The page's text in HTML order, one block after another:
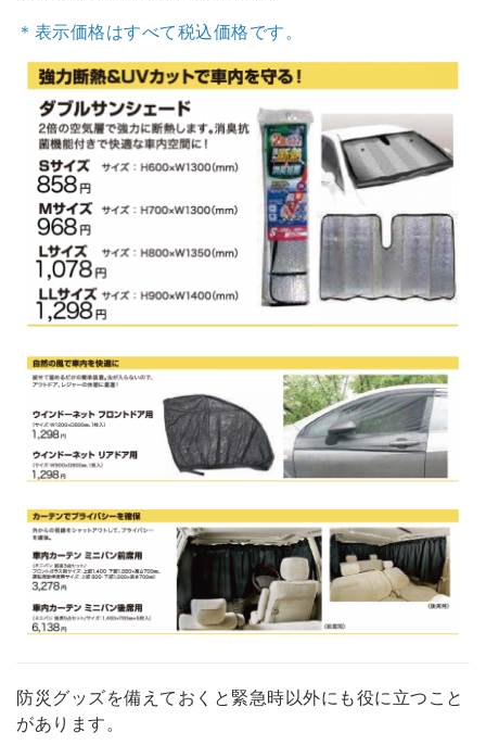
＊表示価格はすべて税込価格です。
防災グッズを備えておくと緊急時以外にも役に立つこと
があります。